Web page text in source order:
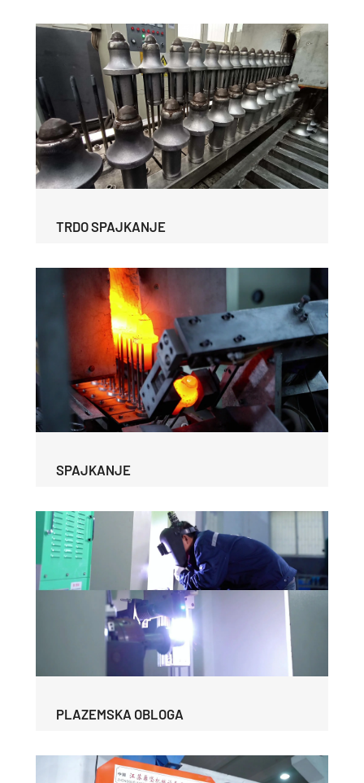
TRDO SPAJKANJE
SPAJKANJE
PLAZEMSKA OBLOGA